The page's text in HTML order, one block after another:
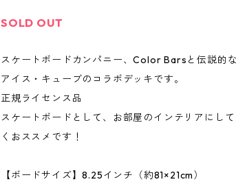
SOLD OUT
スケートボードカンパニー、Color Barsと伝説的な
アイス・キューブのコラボデッキです。
正規ライセンス品
スケートボードとして、お部屋のインテリアにし
くおススメです！
【ボードサイズ】8.25インチ（約81×21cm）